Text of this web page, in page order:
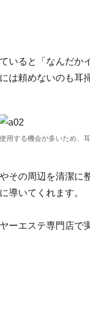
ると「なんだか
頼めないのも耳
用する機会が多いため、
その周辺を清潔に
導いてくれます。
ーエステ専門店で